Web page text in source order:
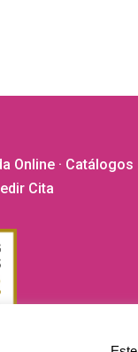
Online · Catálogos
Cita